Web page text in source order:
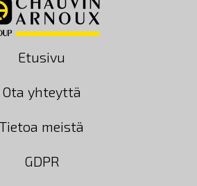
Etusivu
Ota yhteyttä
Tietoa meistä
GDPR